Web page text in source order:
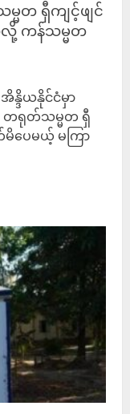
မတ ရှီကျင့်ဖျင်
ကန်သမ္မတ
ဒိယနိုင်ငံမှာ
တရုတ်သမ္မတ ရှီ
ပေမယ့် မကြာ